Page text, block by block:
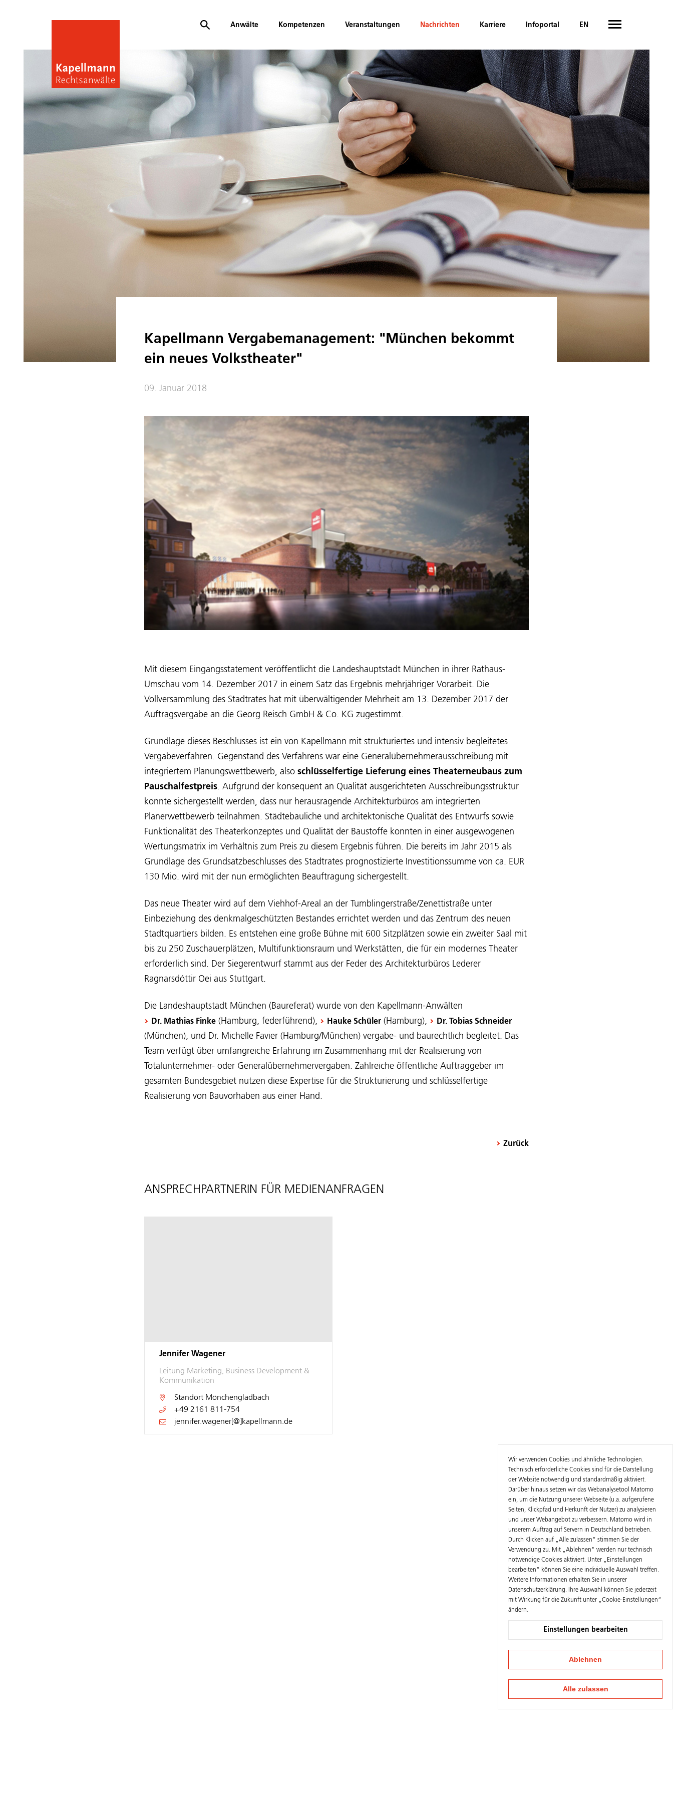
Anwälte Kompetenzen Veranstaltungen Nachrichten Karriere Infoportal EN
Kapellmann Vergabemanagement: "München bekommt
ein neues Volkstheater"
09. Januar 2018
Mit diesem Eingangsstatement veröffentlicht die Landeshauptstadt München in ihrer Rathaus-
Umschau vom 14. Dezember 2017 in einem Satz das Ergebnis mehrjähriger Vorarbeit. Die
Vollversammlung des Stadtrates hat mit überwältigender Mehrheit am 13. Dezember 2017 der
Auftragsvergabe an die Georg Reisch GmbH & Co. KG zugestimmt.
Grundlage dieses Beschlusses ist ein von Kapellmann mit strukturiertes und intensiv begleitetes
Vergabeverfahren. Gegenstand des Verfahrens war eine Generalübernehmerausschreibung mit
integriertem Planungswettbewerb, also schlüsselfertige Lieferung eines Theaterneubaus zum
Pauschalfestpreis. Aufgrund der konsequent an Qualität ausgerichteten Ausschreibungsstruktur
konnte sichergestellt werden, dass nur herausragende Architekturbüros am integrierten
Planerwettbewerb teilnahmen. Städtebauliche und architektonische Qualität des Entwurfs sowie
Funktionalität des Theaterkonzeptes und Qualität der Baustoffe konnten in einer ausgewogenen
Wertungsmatrix im Verhältnis zum Preis zu diesem Ergebnis führen. Die bereits im Jahr 2015 als
Grundlage des Grundsatzbeschlusses des Stadtrates prognostizierte Investitionssumme von ca. EUR
130 Mio. wird mit der nun ermöglichten Beauftragung sichergestellt.
Das neue Theater wird auf dem Viehhof-Areal an der Tumblingerstraße/Zenettistraße unter
Einbeziehung des denkmalgeschützten Bestandes errichtet werden und das Zentrum des neuen
Stadtquartiers bilden. Es entstehen eine große Bühne mit 600 Sitzplätzen sowie ein zweiter Saal mit
bis zu 250 Zuschauerplätzen, Multifunktionsraum und Werkstätten, die für ein modernes Theater
erforderlich sind. Der Siegerentwurf stammt aus der Feder des Architekturbüros Lederer
Ragnarsdóttir Oei aus Stuttgart.
Die Landeshauptstadt München (Baureferat) wurde von den Kapellmann-Anwälten
Dr. Mathias Finke (Hamburg, federführend), Hauke Schüler (Hamburg), Dr. Tobias Schneider
(München), und Dr. Michelle Favier (Hamburg/München) vergabe- und baurechtlich begleitet. Das
Team verfügt über umfangreiche Erfahrung im Zusammenhang mit der Realisierung von
Totalunternehmer- oder Generalübernehmervergaben. Zahlreiche öffentliche Auftraggeber im
gesamten Bundesgebiet nutzen diese Expertise für die Strukturierung und schlüsselfertige
Realisierung von Bauvorhaben aus einer Hand.
Zurück
ANSPRECHPARTNERIN FÜR MEDIENANFRAGEN
Jennifer Wagener
Leitung Marketing, Business Development &
Kommunikation
Standort Mönchengladbach
+49 2161 811-754
jennifer.wagener[@]kapellmann.de
Wir verwenden Cookies und ähnliche Technologien.
Technisch erforderliche Cookies sind für die Darstellung
der Website notwendig und standardmäßig aktiviert.
Darüber hinaus setzen wir das Webanalysetool Matomo
ein, um die Nutzung unserer Webseite (u.a. aufgerufene
Seiten, Klickpfad und Herkunft der Nutzer) zu analysieren
und unser Webangebot zu verbessern. Matomo wird in
unserem Auftrag auf Servern in Deutschland betrieben.
Durch Klicken auf „Alle zulassen“ stimmen Sie der
Verwendung zu. Mit „Ablehnen" werden nur technisch
notwendige Cookies aktiviert. Unter „Einstellungen
bearbeiten“ können Sie eine individuelle Auswahl treffen.
Weitere Informationen erhalten Sie in unserer
Datenschutzerklärung. Ihre Auswahl können Sie jederzeit
mit Wirkung für die Zukunft unter „Cookie-Einstellungen“
ändern.
Einstellungen bearbeiten
Ablehnen
Alle zulassen